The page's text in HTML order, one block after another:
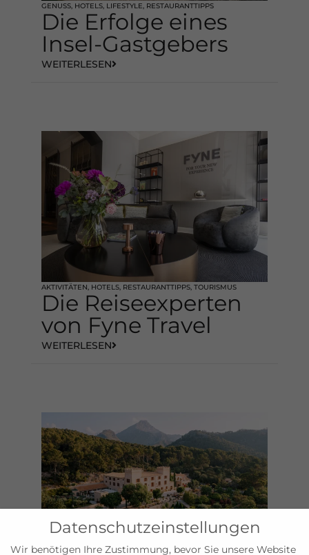
GENUSS, HOTELS, LIFESTYLE, RESTAURANTTIPPS
Die Erfolge eines
Insel-Gastgebers
WEITERLESEN
AKTIVITÄTEN, HOTELS, RESTAURANTTIPPS, TOURISMUS
Die Reiseexperten
von Fyne Travel
WEITERLESEN
Datenschutzeinstellungen
Wir benötigen Ihre Zustimmung, bevor Sie unsere Website